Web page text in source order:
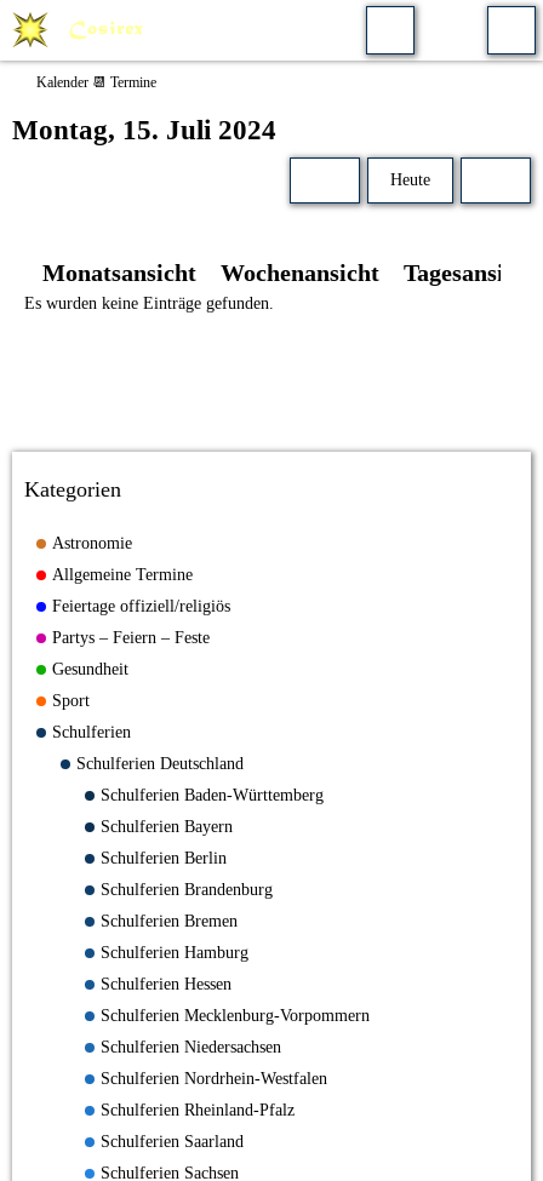
Kalender 📆 Termine
Montag, 15. Juli 2024
Heute
Monatsansicht Wochenansicht Tagesansicht
Es wurden keine Einträge gefunden.
Kategorien
Astronomie
Allgemeine Termine
Feiertage offiziell/religiös
Partys – Feiern – Feste
Gesundheit
Sport
Schulferien
Schulferien Deutschland
Schulferien Baden-Württemberg
Schulferien Bayern
Schulferien Berlin
Schulferien Brandenburg
Schulferien Bremen
Schulferien Hamburg
Schulferien Hessen
Schulferien Mecklenburg-Vorpommern
Schulferien Niedersachsen
Schulferien Nordrhein-Westfalen
Schulferien Rheinland-Pfalz
Schulferien Saarland
Schulferien Sachsen